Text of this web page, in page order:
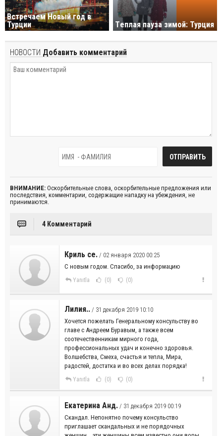
Встречаем Новый год в
Турции
Tеплая пауза зимой: Турция
НОВОСТИ Добавить комментарий
ВНИМАНИЕ: Оскорбительные слова, оскорбительные предложения или
последствия, комментарии, содержащие нападку на убеждения, не
принимаются.
4 Комментарий
Криль се. / 02 января 2020 00:25
С новым годом. Спасибо, за информацию
Yanıtla (0) (0)
Лилия.. / 31 декабря 2019 10:10
Хочется пожелать Генеральному консульству во
главе с Андреем Буравым, а также всем
соотечественникам мирного года,
профессиональных удач и конечно здоровья.
Волшебства, Смеха, счастья и тепла, Мира,
радостей, достатка и во всех делах порядка!
Yanıtla (0) (0)
Екатерина Анд. / 31 декабря 2019 00:19
Скандал. Непонятно почему консульство
приглашает скандальных и не порядочных